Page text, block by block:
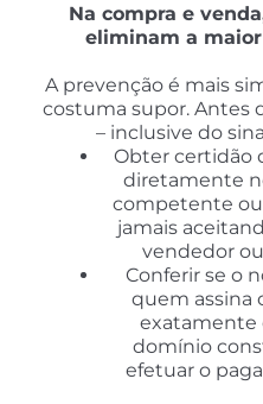
Na compra e
eliminam a
A prevenção é mais
costuma supor. Antes
– inclusive do
Obter certidão
diretamente
competente ou
jamais
vendedor
Conferir se o
quem assina
exatamente
domínio
efetuar o